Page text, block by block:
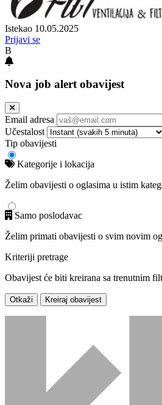
Istekao 10.05.2025
Prijavi se
B
Nova job alert obavijest
Email adresa
Učestalost
Tip obavijesti
Kategorije i lokacija
Želim obavijesti o oglasima u istim
Samo poslodavac
Želim primati obavijesti o svim novim
Kriteriji pretrage
Obavijest će biti kreirana sa trenutnim
Otkaži Kreiraj obavijest